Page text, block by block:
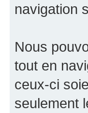
navigation
Nous
tout en
ceux-ci
seulement